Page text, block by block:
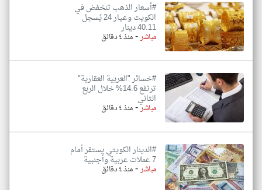
#أسعار الذهب تنخفض في
الكويت وعيار 24 يُسجل
40.11 دينار
مباشر-منذ ٤ دقائق
#خسائر "العربية العقارية"
ترتفع 14.6% خلال الربع
الثاني
مباشر-منذ ٤ دقائق
#الدينار الكويتي يستقر أمام
7 عملات عربية وأجنبية
مباشر-منذ ٤ دقائق